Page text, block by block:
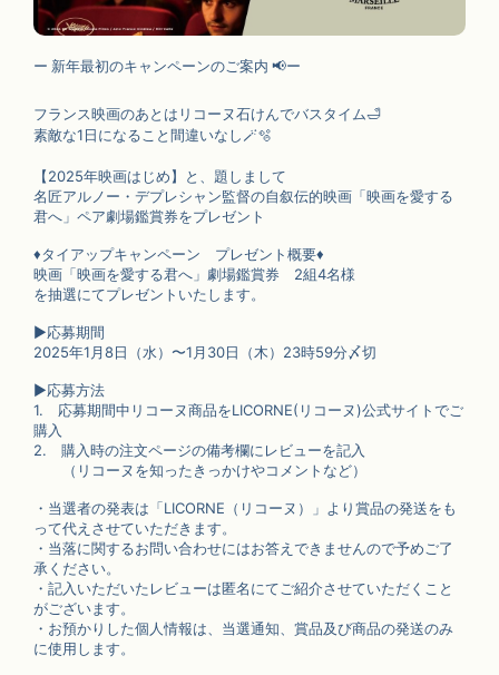
ー 新年最初のキャンペーンのご案内 📢ー
フランス映画のあとはリコーヌ石けんでバスタイム🛁
素敵な1日になること間違いなし🪄🫧
【2025年映画はじめ】と、題しまして
名匠アルノー・デプレシャン監督の自叙伝的映画「映画を愛する
君へ」ペア劇場鑑賞券をプレゼント
♦︎タイアップキャンペーン プレゼント概要♦︎
映画「映画を愛する君へ」劇場鑑賞券 2組4名様
を抽選にてプレゼントいたします。
▶︎応募期間
2025年1月8日（水）〜1月30日（木）23時59分〆切
▶︎応募方法
1. 応募期間中リコーヌ商品をLICORNE(リコーヌ)公式サイトでご
購入
2. 購入時の注文ページの備考欄にレビューを記入
（リコーヌを知ったきっかけやコメントなど）
・当選者の発表は「LICORNE（リコーヌ）」より賞品の発送をも
って代えさせていただきます。
・当落に関するお問い合わせにはお答えできませんので予めご了
承ください。
・記入いただいたレビューは匿名にてご紹介させていただくこと
がございます。
・お預かりした個人情報は、当選通知、賞品及び商品の発送のみ
に使用します。